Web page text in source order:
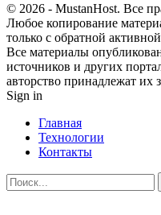
© 2026 - MustanHost. Все
Любое копирование
только с обратной
Все материалы
источников и других
авторство принадлежат их
Sign in
Главная
Технологии
Контакты